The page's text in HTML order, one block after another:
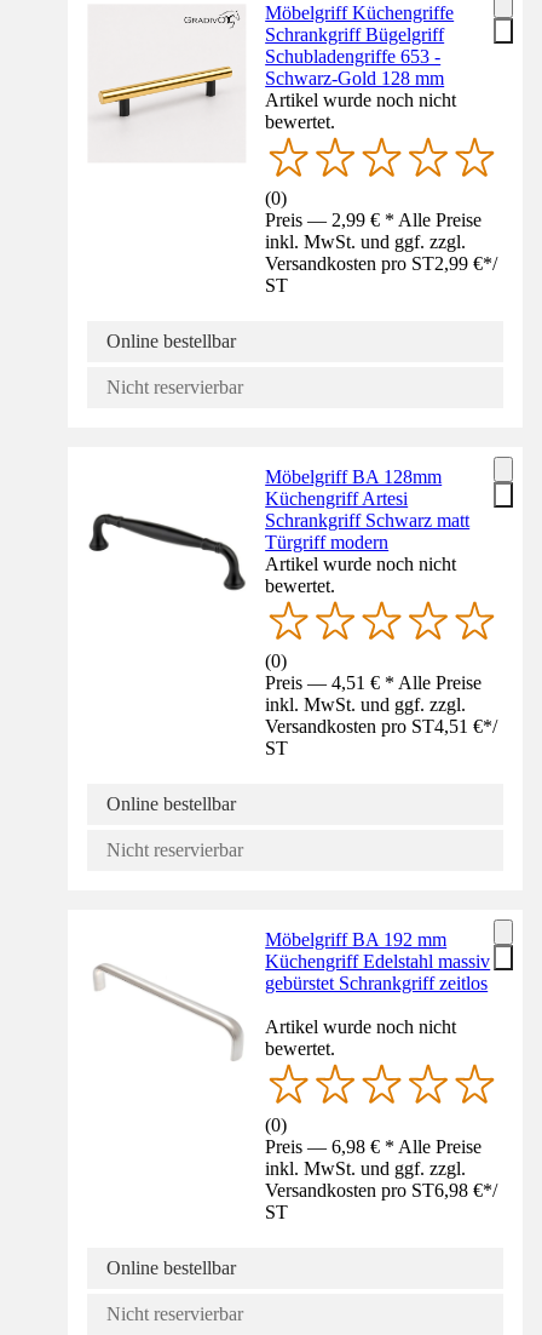
Möbelgriff Küchengriffe
Schrankgriff Bügelgriff
Schubladengriffe 653 -
Schwarz-Gold 128 mm
Artikel wurde noch nicht
bewertet.
(0)
Preis — 2,99 € * Alle Preise
inkl. MwSt. und ggf. zzgl.
Versandkosten pro ST2,99 €*/
ST
Online bestellbar
Nicht reservierbar
Möbelgriff BA 128mm
Küchengriff Artesi
Schrankgriff Schwarz matt
Türgriff modern
Artikel wurde noch nicht
bewertet.
(0)
Preis — 4,51 € * Alle Preise
inkl. MwSt. und ggf. zzgl.
Versandkosten pro ST4,51 €*/
ST
Online bestellbar
Nicht reservierbar
Möbelgriff BA 192 mm
Küchengriff Edelstahl massiv
gebürstet Schrankgriff zeitlos
Artikel wurde noch nicht
bewertet.
(0)
Preis — 6,98 € * Alle Preise
inkl. MwSt. und ggf. zzgl.
Versandkosten pro ST6,98 €*/
ST
Online bestellbar
Nicht reservierbar